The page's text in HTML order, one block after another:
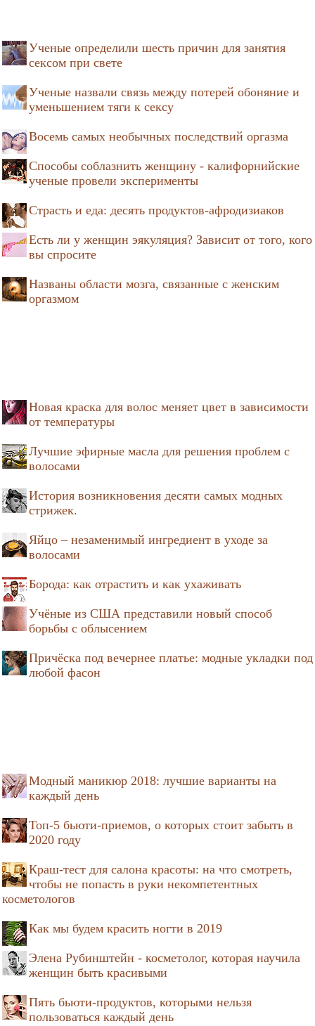
Ученые определили шесть причин для занятия
сексом при свете
Ученые назвали связь между потерей обоняние и
уменьшением тяги к сексу
Восемь самых необычных последствий оргазма
Способы соблазнить женщину - калифорнийские
ученые провели эксперименты
Страсть и еда: десять продуктов-афродизиаков
Есть ли у женщин эякуляция? Зависит от того, кого
вы спросите
Названы области мозга, связанные с женским
оргазмом
Новая краска для волос меняет цвет в зависимости
от температуры
Лучшие эфирные масла для решения проблем с
волосами
История возникновения десяти самых модных
стрижек.
Яйцо – незаменимый ингредиент в уходе за
волосами
Борода: как отрастить и как ухаживать
Учёные из США представили новый способ
борьбы с облысением
Причёска под вечернее платье: модные укладки под
любой фасон
Модный маникюр 2018: лучшие варианты на
каждый день
Топ-5 бьюти-приемов, о которых стоит забыть в
2020 году
Краш-тест для салона красоты: на что смотреть,
чтобы не попасть в руки некомпетентных
косметологов
Как мы будем красить ногти в 2019
Элена Рубинштейн - косметолог, которая научила
женщин быть красивыми
Пять бьюти-продуктов, которыми нельзя
пользоваться каждый день